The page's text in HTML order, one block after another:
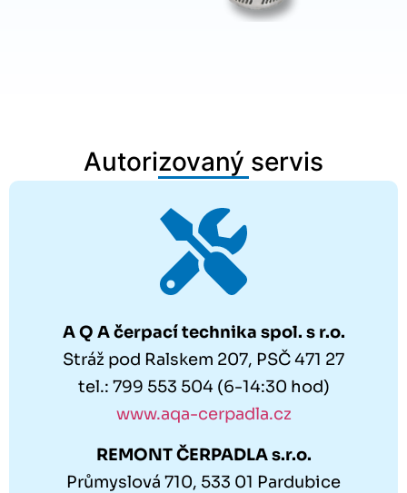
Autorizovaný servis
A Q A čerpací technika spol. s r.o.
Stráž pod Ralskem 207, PSČ 471 27
tel.: 799 553 504 (6-14:30 hod)
www.aqa-cerpadla.cz
REMONT ČERPADLA s.r.o.
Průmyslová 710, 533 01 Pardubice